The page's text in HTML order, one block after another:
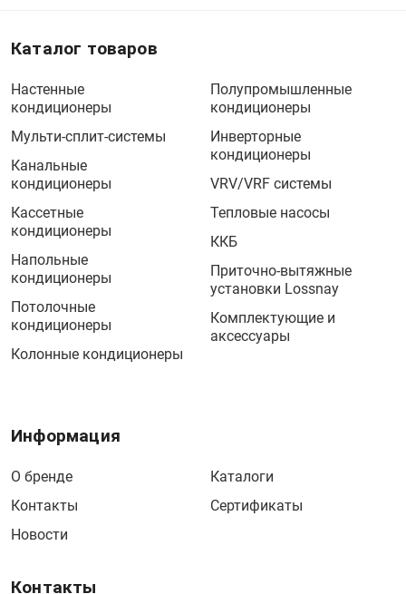
Каталог товаров
Настенные
кондиционеры
Мульти-сплит-системы
Канальные
кондиционеры
Кассетные
кондиционеры
Напольные
кондиционеры
Потолочные
кондиционеры
Колонные кондиционеры
Полупромышленные
кондиционеры
Инверторные
кондиционеры
VRV/VRF системы
Тепловые насосы
ККБ
Приточно-вытяжные
установки Lossnay
Комплектующие и
аксессуары
Информация
О бренде
Контакты
Новости
Каталоги
Сертификаты
Контакты